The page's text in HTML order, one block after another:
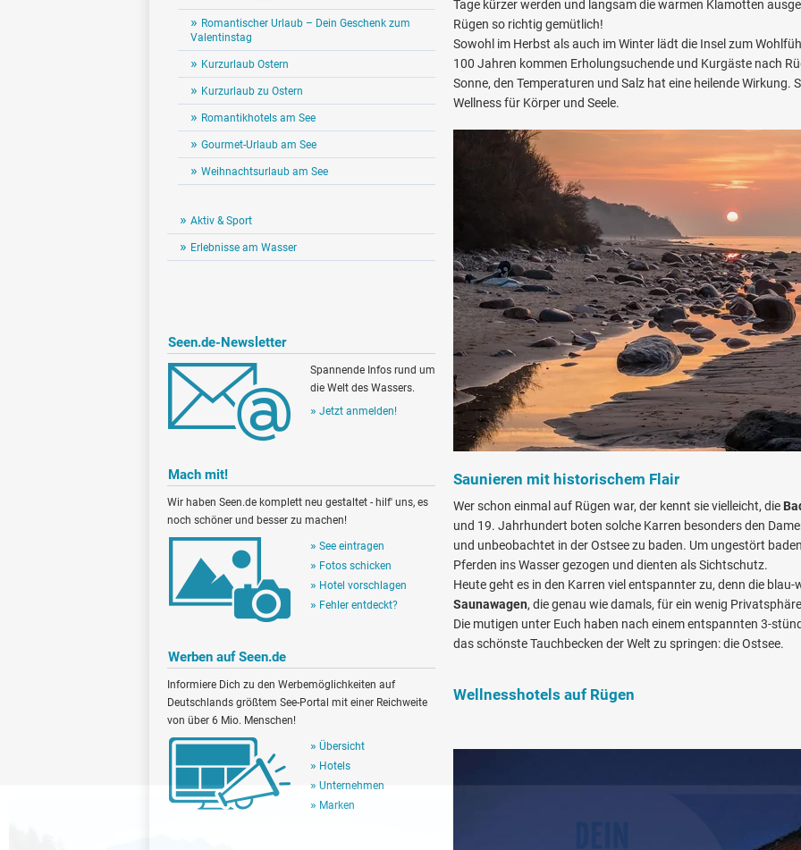
Romantischer Urlaub – Dein Geschenk zum
Valentinstag
Kurzurlaub Ostern
Kurzurlaub zu Ostern
Romantikhotels am See
Gourmet-Urlaub am See
Weihnachtsurlaub am See
Aktiv & Sport
Erlebnisse am Wasser
Seen.de-Newsletter
Spannende Infos rund um
die Welt des Wassers.
Jetzt anmelden!
Mach mit!
Wir haben Seen.de komplett neu gestaltet - hilf' uns, es
noch schöner und besser zu machen!
See eintragen
Fotos schicken
Hotel vorschlagen
Fehler entdeckt?
Werben auf Seen.de
Informiere Dich zu den Werbemöglichkeiten auf
Deutschlands größtem See-Portal mit einer Reichweite
von über 6 Mio. Menschen!
Übersicht
Hotels
Unternehmen
Marken
Tage kürzer werden und langsam die warmen Klamotten
Rügen so richtig gemütlich!
Sowohl im Herbst als auch im Winter lädt die Insel zum
100 Jahren kommen Erholungsuchende und Kurgäste nach
Sonne, den Temperaturen und Salz hat eine heilende
Wellness für Körper und Seele.
Saunieren mit historischem Flair
Wer schon einmal auf Rügen war, der kennt sie vielleicht, die
und 19. Jahrhundert boten solche Karren besonders den
und unbeobachtet in der Ostsee zu baden. Um ungestört
Pferden ins Wasser gezogen und dienten als Sichtschutz.
Heute geht es in den Karren viel entspannter zu, denn die
Saunawagen, die genau wie damals, für ein wenig
Die mutigen unter Euch haben nach einem entspannten 3-
das schönste Tauchbecken der Welt zu springen: die Ostsee.
Wellnesshotels auf Rügen